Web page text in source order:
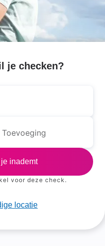
je checken?
Toevoeging
inademt
voor deze check.
locatie